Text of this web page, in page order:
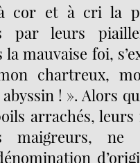
à cor et à cri la
par leurs
mauvaise foi,
chartreux,
! ». Alors
arrachés,
maigreurs, ne